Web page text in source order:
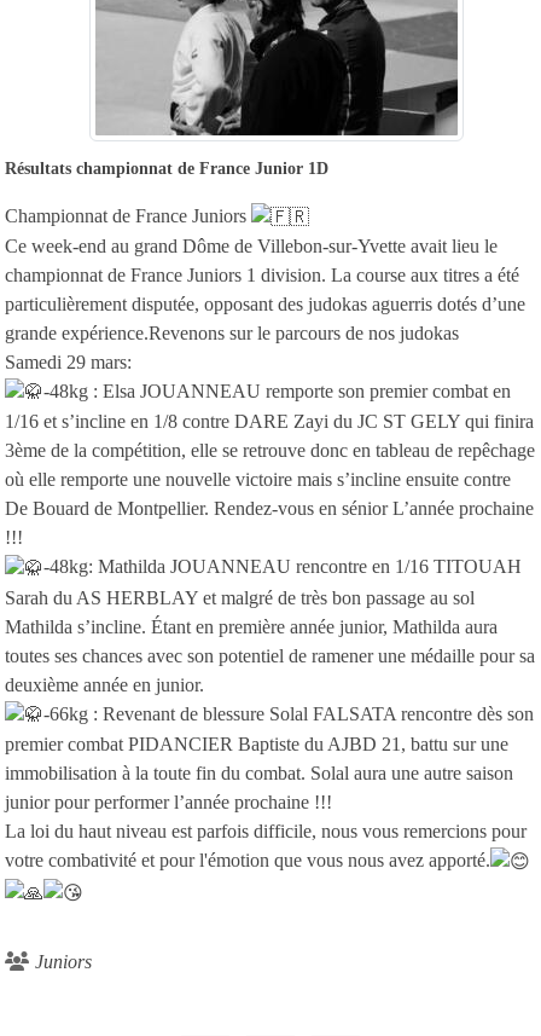
Résultats championnat de France Junior 1D
Championnat de France Juniors
Ce week-end au grand Dôme de Villebon-sur-Yvette avait lieu le
championnat de France Juniors 1 division. La course aux titres a été
particulièrement disputée, opposant des judokas aguerris dotés d’une
grande expérience.Revenons sur le parcours de nos judokas
Samedi 29 mars:
-48kg : Elsa JOUANNEAU remporte son premier combat en
1/16 et s’incline en 1/8 contre DARE Zayi du JC ST GELY qui finira
3ème de la compétition, elle se retrouve donc en tableau de repêchage
où elle remporte une nouvelle victoire mais s’incline ensuite contre
De Bouard de Montpellier. Rendez-vous en sénior L’année prochaine
!!!
-48kg: Mathilda JOUANNEAU rencontre en 1/16 TITOUAH
Sarah du AS HERBLAY et malgré de très bon passage au sol
Mathilda s’incline. Étant en première année junior, Mathilda aura
toutes ses chances avec son potentiel de ramener une médaille pour sa
deuxième année en junior.
-66kg : Revenant de blessure Solal FALSATA rencontre dès son
premier combat PIDANCIER Baptiste du AJBD 21, battu sur une
immobilisation à la toute fin du combat. Solal aura une autre saison
junior pour performer l’année prochaine !!!
La loi du haut niveau est parfois difficile, nous vous remercions pour
votre combativité et pour l'émotion que vous nous avez apporté.
Juniors